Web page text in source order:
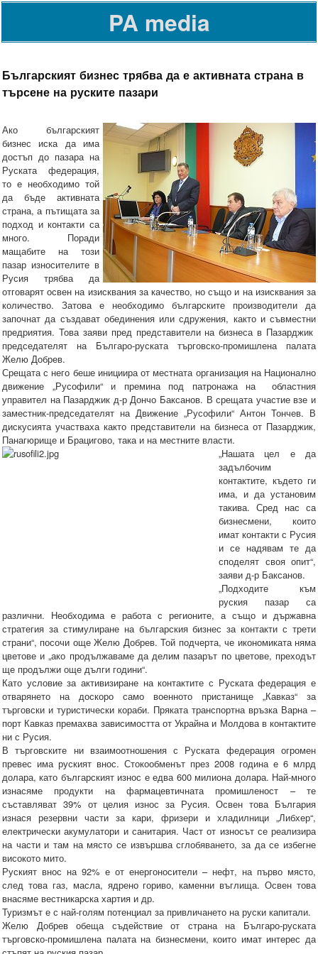
PA media
Българският бизнес трябва да е активната страна в
търсене на руските пазари
Ако българският
бизнес иска да има
достъп до пазара на
Руската федерация,
то е необходимо той
да бъде активната
страна, а пътищата за
подход и контакти са
много. Поради
мащабите на този
пазар износителите в
Русия трябва да
отговарят освен на изисквания за качество, но също и на изисквания за
количество. Затова е необходимо българските производители да
започнат да създават обединения или сдружения, както и съвместни
предриятия. Това заяви пред представители на бизнеса в Пазарджик
председателят на Българо-руската търговско-промишлена палата
Желю Добрев.
Срещата с него беше инициира от местната организация на Национално
движение „Русофили“ и премина под патронажа на областния
управител на Пазарджик д-р Дончо Баксанов. В срещата участие взе и
заместник-председателят на Движение „Русофили“ Антон Тончев. В
дискусията участваха както представители на бизнеса от Пазарджик,
Панагюрище и Брацигово, така и на местните власти.
„Нашата цел е да
задълбочим
контактите, където ги
има, и да установим
такива. Сред нас са
бизнесмени, които
имат контакти с Русия
и се надявам те да
споделят своя опит“,
заяви д-р Баксанов.
„Подходите към
руския пазар са
различни. Необходима е работа с регионите, а също и държавна
стратегия за стимулиране на българския бизнес за контакти с трети
страни“, посочи още Желю Добрев. Той подчерта, че икономиката няма
цветове и „ако продължаваме да делим пазарът по цветове, преходът
ще продължи още дълги години“.
Като условие за активизиране на контактите с Руската федерация е
отварянето на доскоро само военното пристанище „Кавказ“ за
търговски и туристически кораби. Пряката транспортна връзка Варна –
порт Кавказ премахва зависимостта от Украйна и Молдова в контактите
ни с Русия.
В търговските ни взаимоотношения с Руската федерация огромен
превес има руският внос. Стокообменът през 2008 година е 6 млрд
долара, като българският износ е едва 600 милиона долара. Най-много
изнасяме продукти на фармацевтичната промишленост – те
съставляват 39% от целия износ за Русия. Освен това България
изнася резервни части за кари, фризери и хладилници „Либхер“,
електрически акумулатори и санитария. Част от износът се реализира
на части и там на място се извършва сглобяването, за да се избегне
високото мито.
Руският внос на 92% е от енергоносители – нефт, на първо място,
след това газ, масла, ядрено гориво, каменни въглища. Освен това
внасяме вестникарска хартия и др.
Туризмът е с най-голям потенциал за привличането на руски капитали.
Желю Добрев обеща съдействие от страна на Българо-руската
търговско-промишлена палата на бизнесмени, които имат интерес да